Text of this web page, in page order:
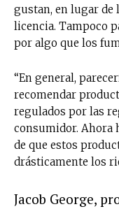
gustan, en lugar de
licencia. Tampoco
por algo que los
“En general,
recomendar
regulados por las
consumidor. Ahora
de que estos
drásticamente los
Jacob George,